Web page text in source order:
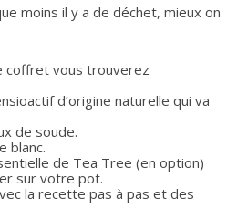
moins il y a de déchet, mieux on
coffret vous trouverez
d’origine naturelle qui va
de soude.
blanc.
de Tea Tree (en option)
sur votre pot.
la recette pas à pas et des